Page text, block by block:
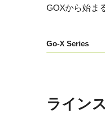
GOXから始ま
Go-X Series
ライン